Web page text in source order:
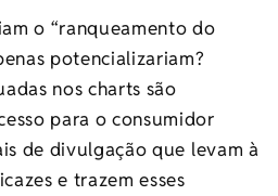
o “ranqueamento do
potencializariam?
nos charts são
para o consumidor
de divulgação que levam à
e trazem esses